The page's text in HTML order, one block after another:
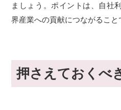
ましょう。ポイントは、自社
界産業への貢献につながること
押さえておくべ